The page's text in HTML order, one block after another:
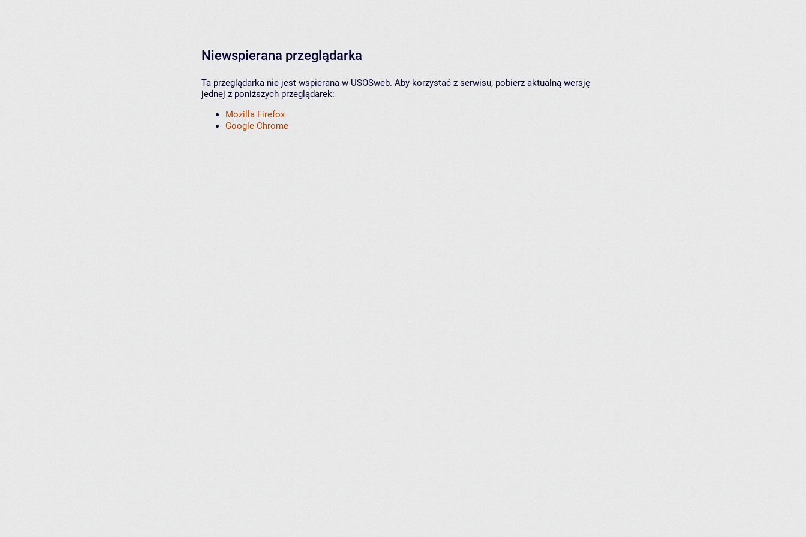
Niewspierana przeglądarka
Ta przeglądarka nie jest wspierana w USOSweb. Aby korzystać z serwisu, pobierz aktualną wersję
jednej z poniższych przeglądarek:
Mozilla Firefox
Google Chrome